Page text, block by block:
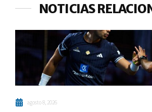
NOTICIAS
agosto 8, 2026